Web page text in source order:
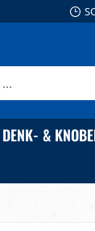
DENK- &